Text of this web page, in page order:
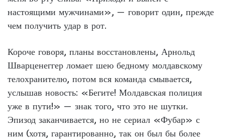
настоящими мужчинами», — говорит один, прежде
чем получить удар в рот.
Короче говоря, планы восстановлены, Арнольд
Шварценеггер ломает шею бедному молдавскому
телохранителю, потом вся команда смывается,
услышав новость: «Бегите! Молдавская полиция
уже в пути!» — знак того, что это не шутки.
Эпизод заканчивается, но не сериал «Фубар» с
ним (хотя, гарантированно, так он был бы более